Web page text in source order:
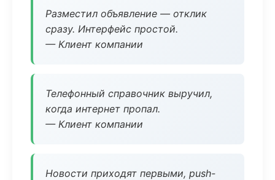
Разместил объявление — отклик
сразу. Интерфейс простой.
— Клиент компании
Телефонный справочник выручил,
когда интернет пропал.
— Клиент компании
Новости приходят первыми, push-